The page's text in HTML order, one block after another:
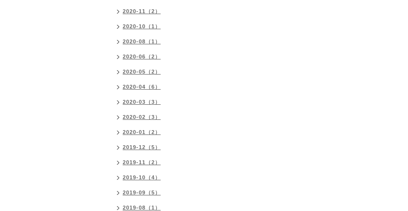
2020-11（2）
2020-10（1）
2020-08（1）
2020-06（2）
2020-05（2）
2020-04（6）
2020-03（3）
2020-02（3）
2020-01（2）
2019-12（5）
2019-11（2）
2019-10（4）
2019-09（5）
2019-08（1）